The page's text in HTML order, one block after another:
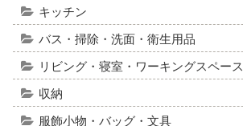
キッチン
バス・掃除・洗面・衛生用品
リビング・寝室・ワーキングスペース
収納
服飾小物・バッグ・文具